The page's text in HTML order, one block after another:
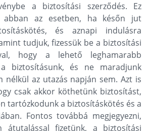
a biztosítási szerződés. Ez
abban az esetben, ha későn jut
és aznapi indulásra
tudjuk, fizessük be a biztosítási
hogy a lehető leghamarabb
biztosításunk, és ne maradjunk
nélkül az utazás napján sem. Azt is
csak akkor köthetünk biztosítást,
tartózkodunk a biztosításkötés és a
Fontos továbbá megjegyezni,
átutalással fizetünk, a biztosítási